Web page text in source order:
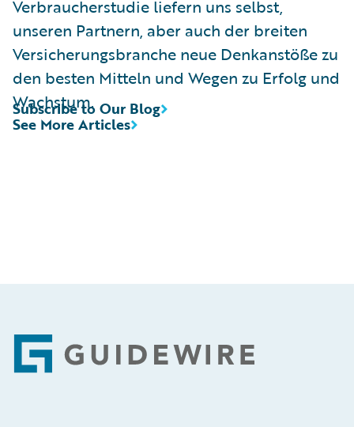
Verbraucherstudie liefern uns selbst,
unseren Partnern, aber auch der breiten
Versicherungsbranche neue Denkanstöße zu
den besten Mitteln und Wegen zu Erfolg und
Wachstum.
See More Articles
Subscribe to Our Blog
Footer